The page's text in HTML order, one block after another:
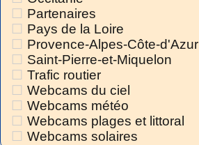
Partenaires
Pays de la Loire
Provence-Alpes-Côte-d'Azur
Saint-Pierre-et-Miquelon
Trafic routier
Webcams du ciel
Webcams météo
Webcams plages et littoral
Webcams solaires